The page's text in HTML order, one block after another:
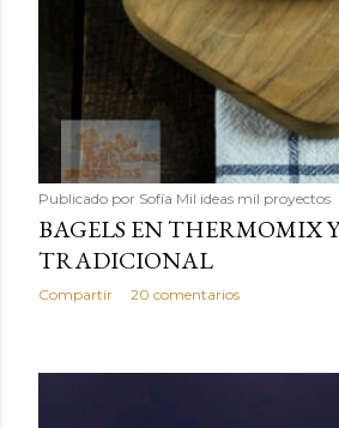
Publicado por Sofía Mil ideas mil proyectos
BAGELS EN THERMOMIX Y
TRADICIONAL
Compartir 20 comentarios